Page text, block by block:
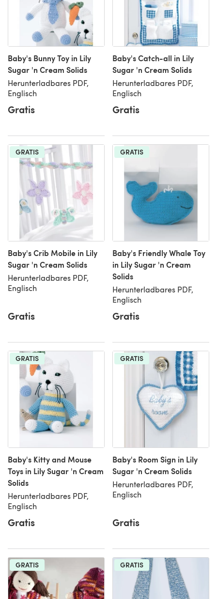
Baby's Bunny Toy in Lily
Sugar 'n Cream Solids
Herunterladbares PDF,
Englisch
Gratis
Baby's Catch-all in Lily
Sugar 'n Cream Solids
Herunterladbares PDF,
Englisch
Gratis
GRATIS
Baby's Crib Mobile in Lily
Sugar 'n Cream Solids
Herunterladbares PDF,
Englisch
Gratis
GRATIS
Baby's Friendly Whale Toy
in Lily Sugar 'n Cream
Solids
Herunterladbares PDF,
Englisch
Gratis
GRATIS
Baby's Kitty and Mouse
Toys in Lily Sugar 'n Cream
Solids
Herunterladbares PDF,
Englisch
Gratis
GRATIS
Baby's Room Sign in Lily
Sugar 'n Cream Solids
Herunterladbares PDF,
Englisch
Gratis
GRATIS GRATIS